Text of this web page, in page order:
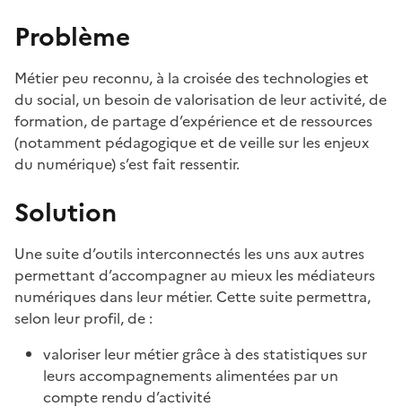
Problème
Métier peu reconnu, à la croisée des technologies et
du social, un besoin de valorisation de leur activité, de
formation, de partage d’expérience et de ressources
(notamment pédagogique et de veille sur les enjeux
du numérique) s’est fait ressentir.
Solution
Une suite d’outils interconnectés les uns aux autres
permettant d’accompagner au mieux les médiateurs
numériques dans leur métier. Cette suite permettra,
selon leur profil, de :
valoriser leur métier grâce à des statistiques sur
leurs accompagnements alimentées par un
compte rendu d’activité